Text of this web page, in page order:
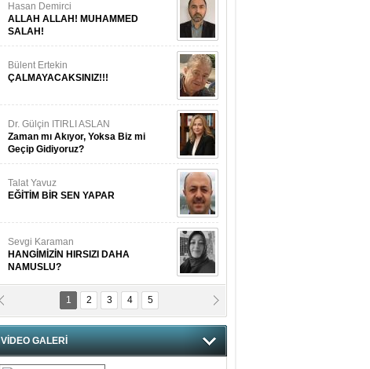
Hasan Demirci
ALLAH ALLAH! MUHAMMED
SALAH!
Bülent Ertekin
ÇALMAYACAKSINIZ!!!
Dr. Gülçin ITIRLI ASLAN
Zaman mı Akıyor, Yoksa Biz mi
Geçip Gidiyoruz?
Talat Yavuz
EĞİTİM BİR SEN YAPAR
Sevgi Karaman
HANGİMİZİN HIRSIZI DAHA
NAMUSLU?
Prof. Dr. Cahit Kurbanoğlu
Fatma Saçak Akbulut
1 2 3 4 5
VİDEO GALERİ